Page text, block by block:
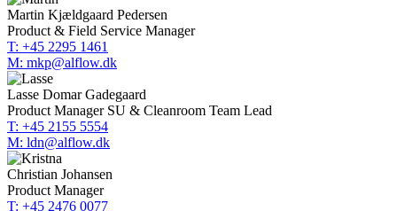
Martin Kjældgaard Pedersen
Product & Field Service Manager
T: +45 2295 1461
M: mkp@alflow.dk
Lasse Domar Gadegaard
Product Manager SU & Cleanroom Team Lead
T: +45 2155 5554
M: ldn@alflow.dk
Christian Johansen
Product Manager
T: +45 2476 0077